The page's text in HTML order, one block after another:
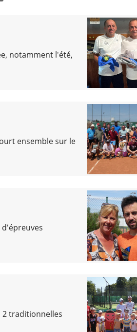
notamment l'été,
ensemble sur le
d'épreuves
2 traditionnelles